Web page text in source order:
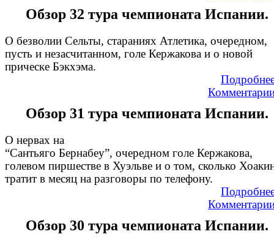
Обзор 32 тура чемпионата Испании.
О безволии Сельты, стараниях Атлетика, очередном,
пусть и незасчитанном, голе Кержакова и о новой
прическе Бэкхэма.
Обзор 31 тура чемпионата Испании.
О нервах на
“Сантьяго Бернабеу”, очередном голе Кержакова,
голевом пиршестве в Хуэльве и о том, сколько
тратит в месяц на разговоры по телефону.
Обзор 30 тура чемпионата Испании.